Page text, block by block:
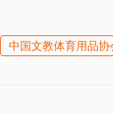
中国文教体育用品协